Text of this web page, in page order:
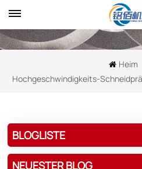
Heim
Hochgeschwindigkeits-
BLOGLISTE
NEUESTER BLOG